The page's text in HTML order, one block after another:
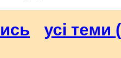
усі теми